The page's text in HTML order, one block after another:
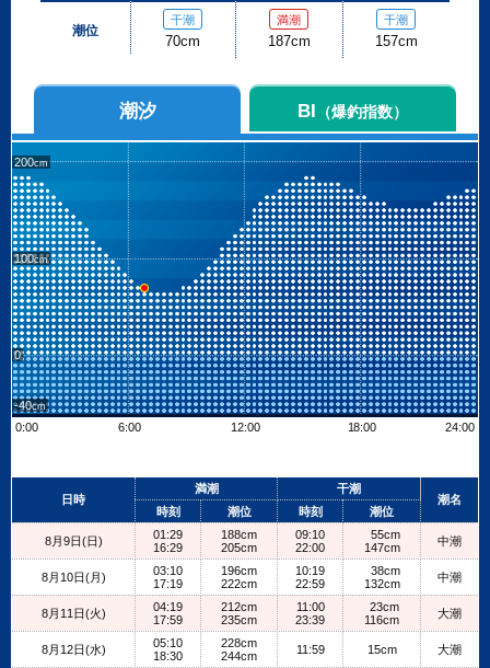
潮位
干潮
70cm
満潮
187cm
干潮
157cm
潮汐 BI （爆釣指数）
200
100
0
-40
0:00
6:00 12:00 18:00 24:00
+
日時
満潮
干潮
潮名
時刻
潮位 時刻 潮位
8月9日(日)
01:29
16:29
188cm
205cm
09:10
22:00
55cm
147cm
中潮
8月10日(月)
03:10
17:19
196cm
222cm
10:19
22:59
38cm
132cm
中潮
8月11日(火)
04:19
17:59
212cm
235cm
11:00
23:39
23cm
116cm
大潮
8月12日(水)
05:10
18:30
228cm
244cm
11:59 15cm 大潮